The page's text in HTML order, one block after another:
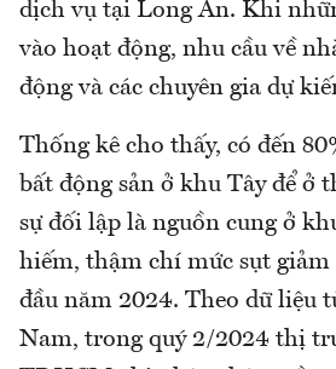
dịch vụ tại Long An. Khi
vào hoạt động, nhu cầu về
động và các chuyên gia dự
Thống kê cho thấy, có đến
bất động sản ở khu Tây để ở
sự đối lập là nguồn cung ở
hiếm, thậm chí mức sụt
đầu năm 2024. Theo dữ liệu
Nam, trong quý 2/2024 thị